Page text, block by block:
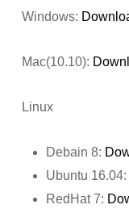
Windows:
Mac(10.10):
Linux
Debain 8:
Ubuntu 16.04:
RedHat 7: